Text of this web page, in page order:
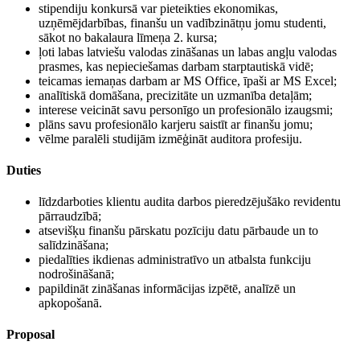
stipendiju konkursā var pieteikties ekonomikas,
uzņēmējdarbības, finanšu un vadībzinātņu jomu studenti,
sākot no bakalaura līmeņa 2. kursa;
ļoti labas latviešu valodas zināšanas un labas angļu valodas
prasmes, kas nepieciešamas darbam starptautiskā vidē;
teicamas iemaņas darbam ar MS Office, īpaši ar MS Excel;
analītiskā domāšana, precizitāte un uzmanība detaļām;
interese veicināt savu personīgo un profesionālo izaugsmi;
plāns savu profesionālo karjeru saistīt ar finanšu jomu;
vēlme paralēli studijām izmēģināt auditora profesiju.
Duties
līdzdarboties klientu audita darbos pieredzējušāko revidentu
pārraudzībā;
atsevišķu finanšu pārskatu pozīciju datu pārbaude un to
salīdzināšana;
piedalīties ikdienas administratīvo un atbalsta funkciju
nodrošināšanā;
papildināt zināšanas informācijas izpētē, analīzē un
apkopošanā.
Proposal